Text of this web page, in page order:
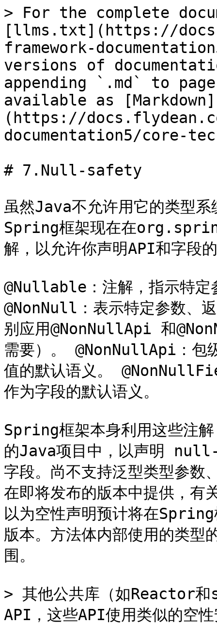
> For the complete
[llms.txt](https://
framework-
versions of
appending `.md` to
available as [Markdown]
(https://
documentation5/core-
# 7.Null-safety
虽然Java不允许用它的类
Spring框架现在在
解，以允许你声明API和字段
@Nullable：注解，指示特定
@NonNull：表示特定参数、
别应用@NonNullApi 和
需要）。 @NonNullApi：包
值的默认语义。
作为字段的默认语义。
Spring框架本身利用这些注
的Java项目中，以声明
字段。尚不支持泛型类型参
在即将发布的版本中提供，
以为空性声明预计将在
版本。方法体内部使用的类
围。
> 其他公共库（如
API，这些API使用类似的空